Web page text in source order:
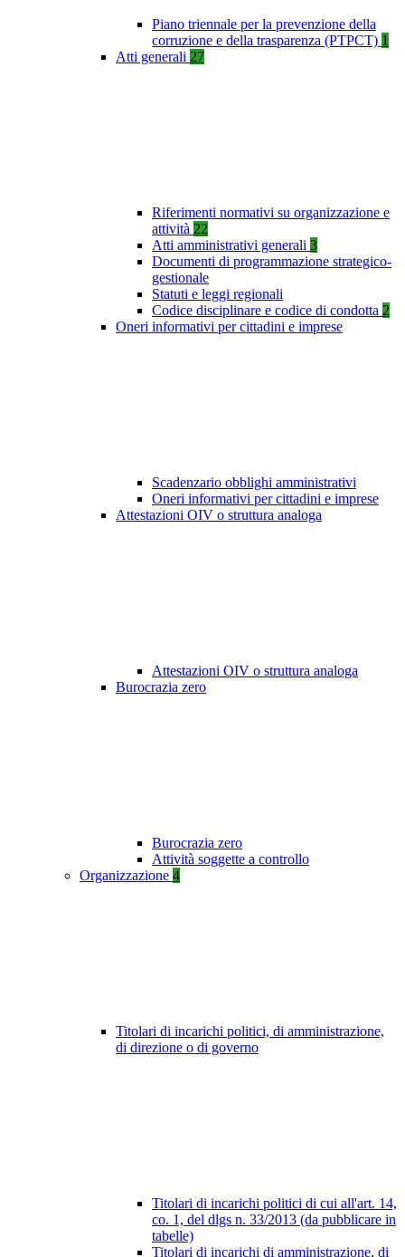
Piano triennale per la prevenzione della
corruzione e della trasparenza (PTPCT) 1
Atti generali 27
Riferimenti normativi su organizzazione e
attività 22
Atti amministrativi generali 3
Documenti di programmazione strategico-
gestionale
Statuti e leggi regionali
Codice disciplinare e codice di condotta 2
Oneri informativi per cittadini e imprese
Scadenzario obblighi amministrativi
Oneri informativi per cittadini e imprese
Attestazioni OIV o struttura analoga
Attestazioni OIV o struttura analoga
Burocrazia zero
Burocrazia zero
Attività soggette a controllo
Organizzazione 4
Titolari di incarichi politici, di amministrazione,
di direzione o di governo
Titolari di incarichi politici di cui all'art. 14,
co. 1, del dlgs n. 33/2013 (da pubblicare in
tabelle)
Titolari di incarichi di amministrazione, di